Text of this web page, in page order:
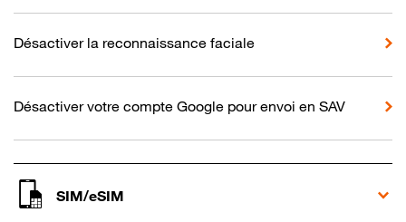
Désactiver la reconnaissance faciale
Désactiver votre compte Google pour envoi en SAV
SIM/eSIM